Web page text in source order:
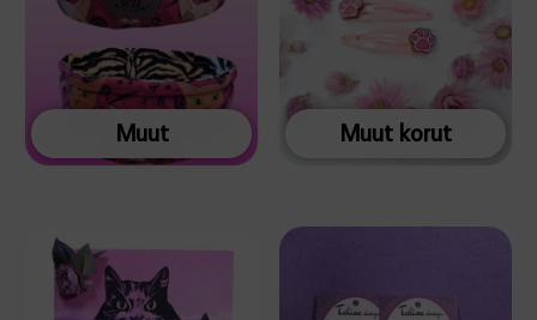
Muut Muut korut